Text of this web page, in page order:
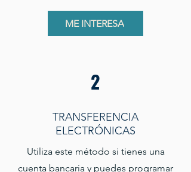
ME INTERESA
2
TRANSFERENCIA
ELECTRÓNICAS
Utiliza este método si tienes una
cuenta bancaria y puedes programar